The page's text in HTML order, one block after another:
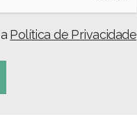
Política de Privacidade